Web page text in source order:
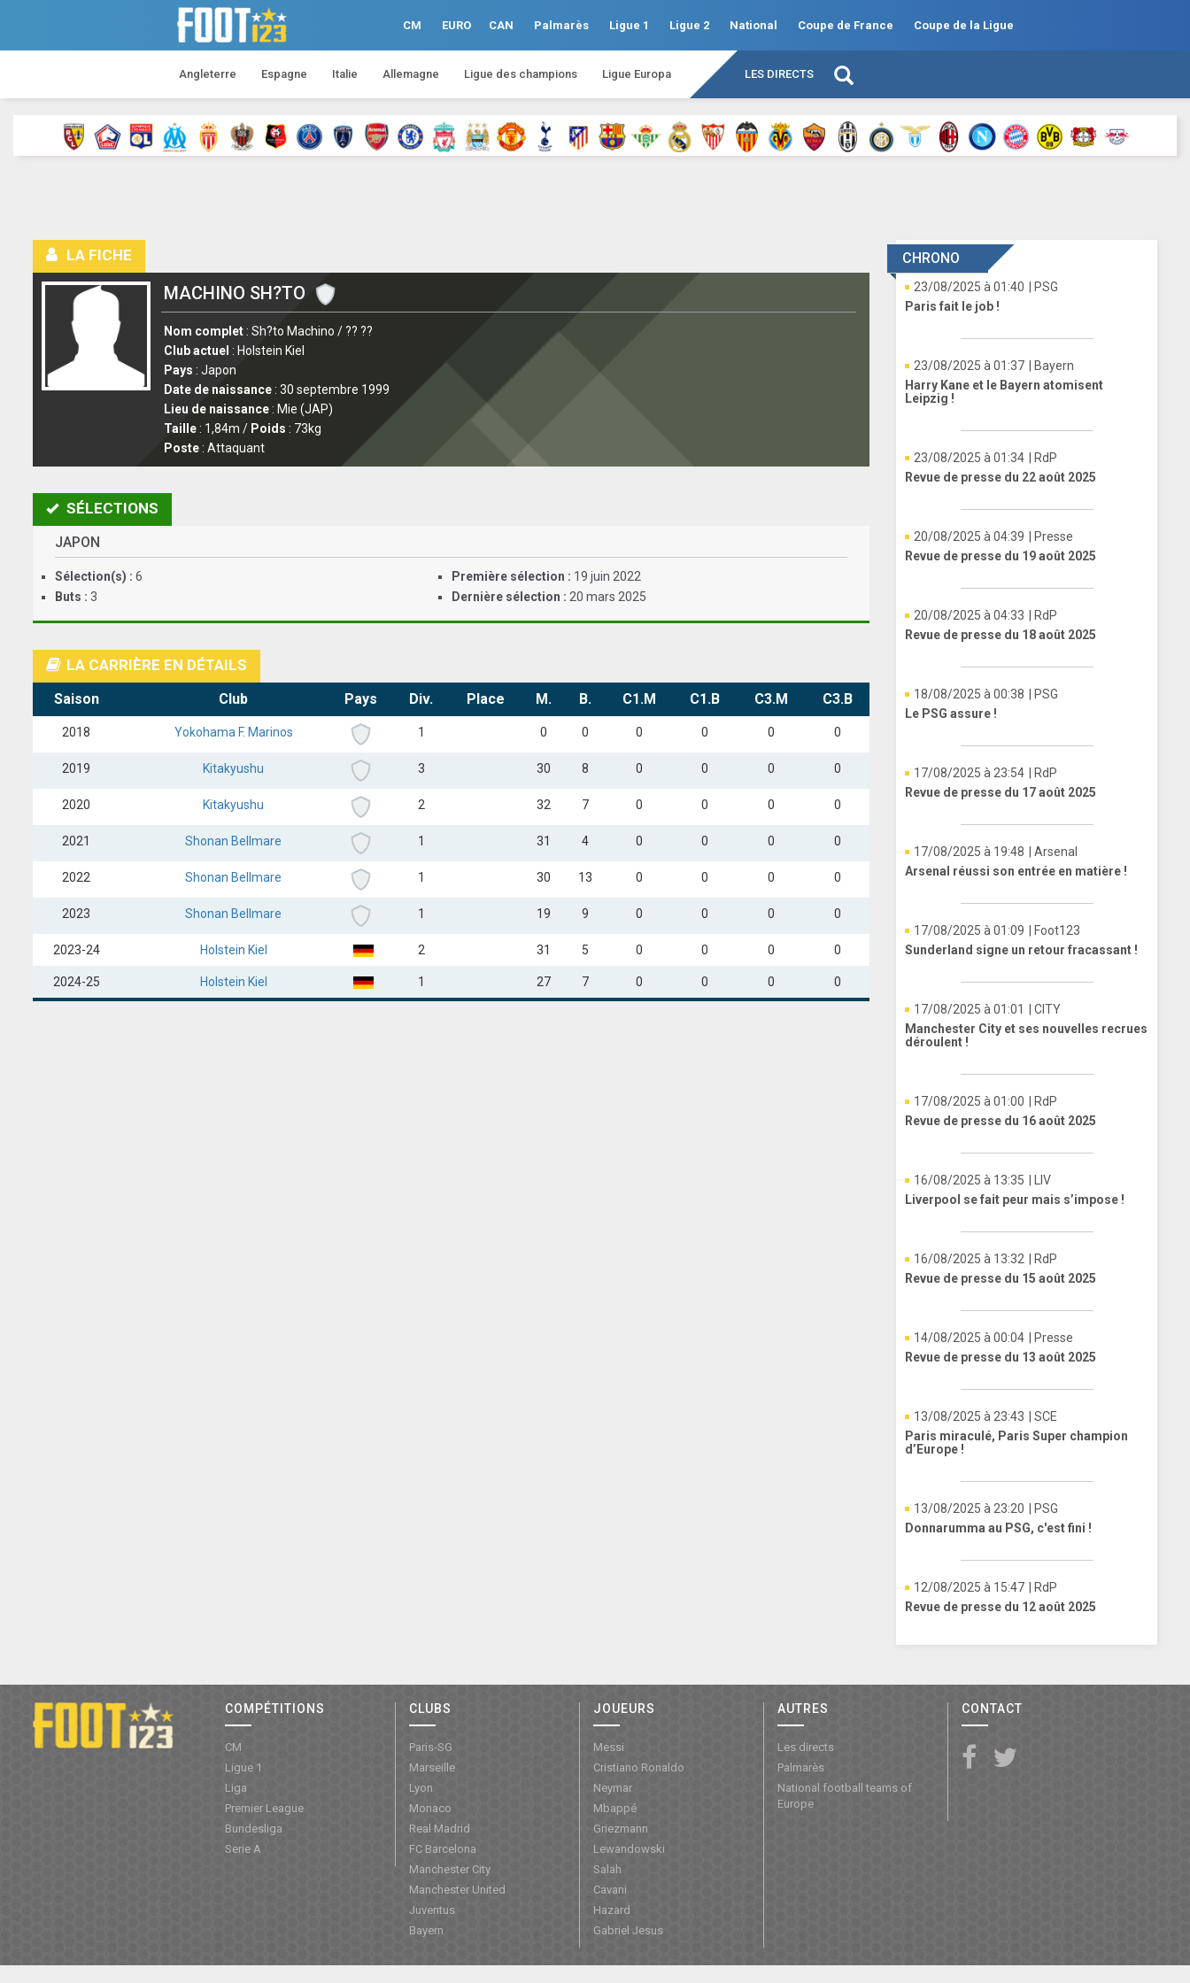
CM EURO CAN Palmarès Ligue 1 Ligue 2 National Coupe de France Coupe de la Ligue
Angleterre Espagne Italie Allemagne Ligue des champions Ligue Europa LES DIRECTS
LA FICHE
MACHINO SH?TO
Nom complet : Sh?to Machino / ?? ??
Club actuel : Holstein Kiel
Pays : Japon
Date de naissance: 30 septembre 1999
Lieu de naissance: Mie (JAP)
Taille: 1,84m / Poids : 73kg
Poste: Attaquant
SÉLECTIONS
JAPON
Sélection(s) : 6
Buts : 3
Première sélection : 19 juin 2022
Dernière sélection : 20 mars 2025
LA CARRIÈRE EN DÉTAILS
Saison Club Pays Div. Place M. B. C1.M C1.B C3.M C3.B
2018 Yokohama F. Marinos 1 0 0 0 0 0 0
2019 Kitakyushu 3 30 8 0 0 0 0
2020 Kitakyushu 2 32 7 0 0 0 0
2021 Shonan Bellmare 1 31 4 0 0 0 0
2022 Shonan Bellmare 1 30 13 0 0 0 0
2023 Shonan Bellmare 1 19 9 0 0 0 0
2023-24 Holstein Kiel 2 31 5 0 0 0 0
2024-25 Holstein Kiel 1 27 7 0 0 0 0
CHRONO
23/08/2025 à 01:40
| PSG
Paris fait le job !
23/08/2025 à 01:37
| Bayern
Harry Kane et le Bayern atomisent
Leipzig !
23/08/2025 à 01:34
| RdP
Revue de presse du 22 août 2025
20/08/2025 à 04:39
| Presse
Revue de presse du 19 août 2025
20/08/2025 à 04:33
| RdP
Revue de presse du 18 août 2025
18/08/2025 à 00:38
| PSG
Le PSG assure !
17/08/2025 à 23:54
| RdP
Revue de presse du 17 août 2025
17/08/2025 à 19:48
| Arsenal
Arsenal réussi son entrée en matière !
17/08/2025 à 01:09
| Foot123
Sunderland signe un retour fracassant !
17/08/2025 à 01:01
| CITY
Manchester City et ses nouvelles recrues
déroulent !
17/08/2025 à 01:00
| RdP
Revue de presse du 16 août 2025
16/08/2025 à 13:35
| LIV
Liverpool se fait peur mais s’impose !
16/08/2025 à 13:32
| RdP
Revue de presse du 15 août 2025
14/08/2025 à 00:04
| Presse
Revue de presse du 13 août 2025
13/08/2025 à 23:43
| SCE
Paris miraculé, Paris Super champion
d’Europe !
13/08/2025 à 23:20
| PSG
Donnarumma au PSG, c'est fini !
12/08/2025 à 15:47
| RdP
Revue de presse du 12 août 2025
COMPÉTITIONS
CM
Ligue 1
Liga
Premier League
Bundesliga
Serie A
CLUBS
Paris-SG
Marseille
Lyon
Monaco
Real Madrid
FC Barcelona
Manchester City
Manchester United
Juventus
Bayern
JOUEURS
Messi
Cristiano Ronaldo
Neymar
Mbappé
Griezmann
Lewandowski
Salah
Cavani
Hazard
Gabriel Jesus
AUTRES
Les directs
Palmarès
National football teams of
Europe
CONTACT